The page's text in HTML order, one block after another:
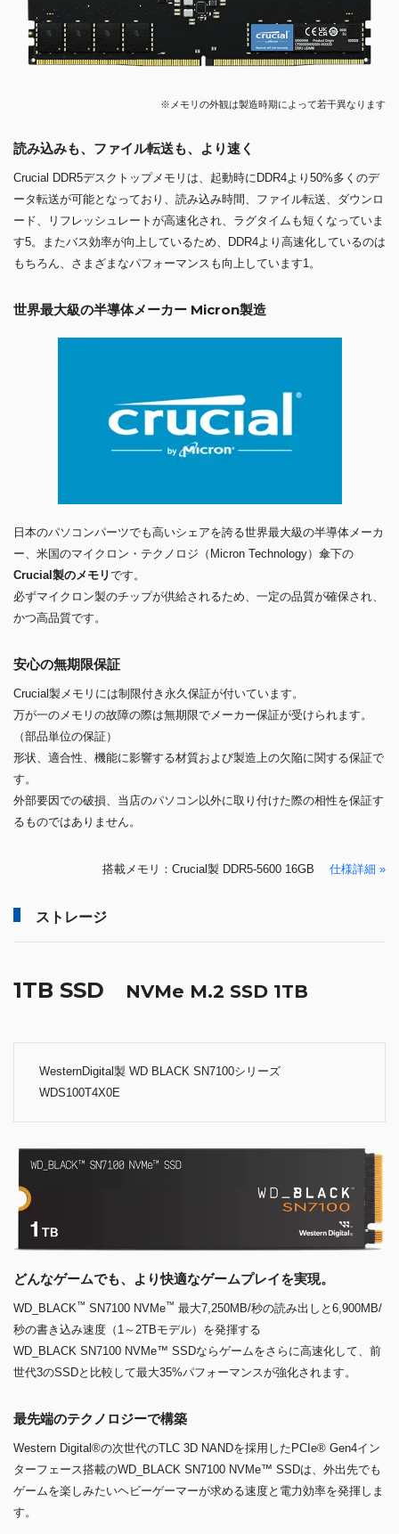
※メモリの外観は製造時期によって若干異なります
読み込みも、ファイル転送も、より速く
Crucial DDR5デスクトップメモリは、起動時にDDR4より50%多くのデ
ータ転送が可能となっており、読み込み時間、ファイル転送、ダウンロ
ード、リフレッシュレートが高速化され、ラグタイムも短くなっていま
す5。またバス効率が向上しているため、DDR4より高速化しているのは
もちろん、さまざまなパフォーマンスも向上しています1。
世界最大級の半導体メーカー Micron製造
日本のパソコンパーツでも高いシェアを誇る世界最大級の半導体メーカ
ー、米国のマイクロン・テクノロジ（Micron Technology）傘下の
Crucial製のメモリです。
必ずマイクロン製のチップが供給されるため、一定の品質が確保され、
かつ高品質です。
安心の無期限保証
Crucial製メモリには制限付き永久保証が付いています。
万が一のメモリの故障の際は無期限でメーカー保証が受けられます。
（部品単位の保証）
形状、適合性、機能に影響する材質および製造上の欠陥に関する保証で
す。
外部要因での破損、当店のパソコン以外に取り付けた際の相性を保証す
るものではありません。
搭載メモリ：Crucial製 DDR5-5600 16GB 仕様詳細 »
ストレージ
1TB SSD NVMe M.2 SSD 1TB
WesternDigital製 WD BLACK SN7100シリーズ
WDS100T4X0E
どんなゲームでも、より快適なゲームプレイを実現。
WD_BLACK™ SN7100 NVMe™ 最大7,250MB/秒の読み出しと6,900MB/
秒の書き込み速度（1～2TBモデル）を発揮する
WD_BLACK SN7100 NVMe™ SSDならゲームをさらに高速化して、前
世代3のSSDと比較して最大35%パフォーマンスが強化されます。
最先端のテクノロジーで構築
Western Digital®の次世代のTLC 3D NANDを採用したPCIe® Gen4イン
ターフェース搭載のWD_BLACK SN7100 NVMe™ SSDは、外出先でも
ゲームを楽しみたいヘビーゲーマーが求める速度と電力効率を発揮しま
す。